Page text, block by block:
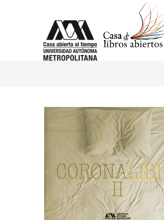
imágenes